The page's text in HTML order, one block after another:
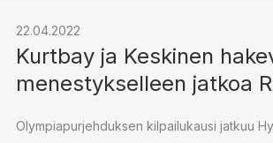
22.04.2022
Kurtbay ja Keskinen
menestykselleen jatkoa
Olympiapurjehduksen kilpailukausi jatkuu